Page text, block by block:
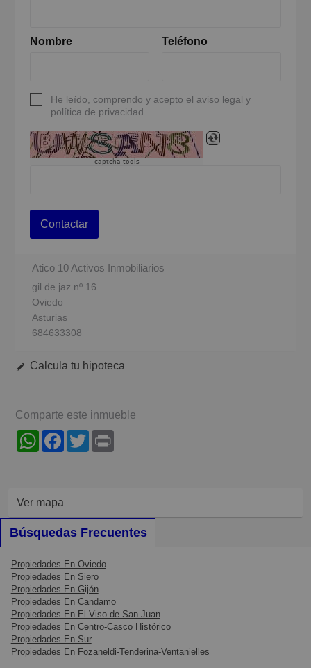
Nombre Teléfono
He leído, comprendo y acepto el aviso legal y
política de privacidad
captcha tools
Contactar
Atico 10 Activos Inmobiliarios
gil de jaz nº 16
Oviedo
Asturias
684633308
Calcula tu hipoteca
Comparte este inmueble
WhatsAppFacebook
Twitter
Ver mapa
Búsquedas Frecuentes
Propiedades En Oviedo
Propiedades En Siero
Propiedades En Gijón
Propiedades En Candamo
Propiedades En El Viso de San Juan
Propiedades En Centro-Casco Histórico
Propiedades En Sur
Propiedades En Fozaneldi-Tenderina-Ventanielles